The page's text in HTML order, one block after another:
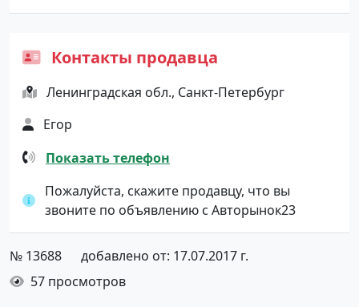
Контакты продавца
Ленинградская обл., Санкт-Петербург
Егор
Показать телефон
Пожалуйста, скажите продавцу, что вы
звоните по объявлению с Авторынок23
№ 13688
добавлено от: 17.07.2017 г.
57 просмотров